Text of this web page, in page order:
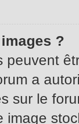
?
peuvent
a
sur le
image